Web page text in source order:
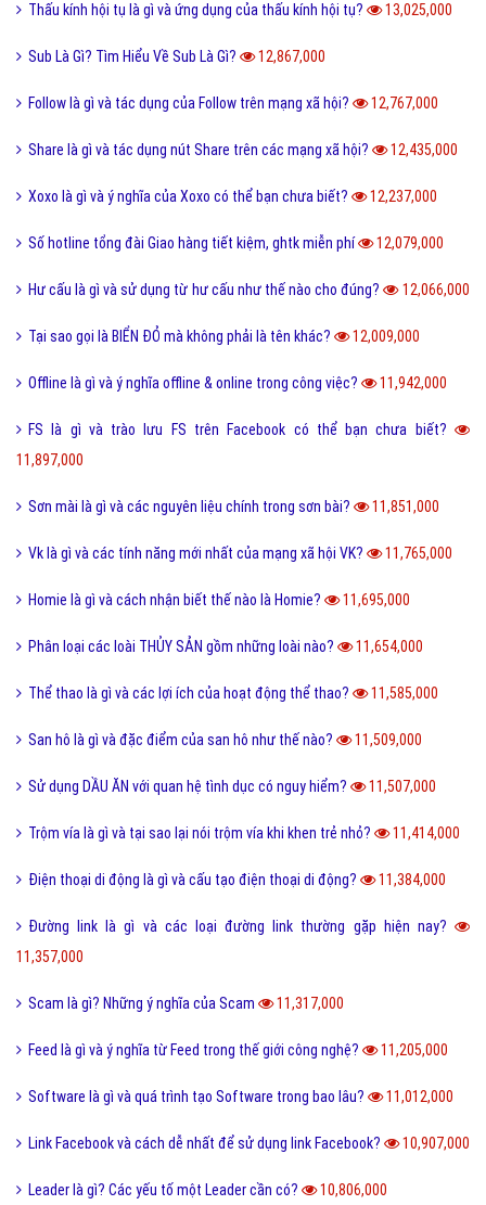
Thấu kính hội tụ là gì và ứng dụng của thấu kính hội tụ? 13,025,000
Sub Là Gì? Tìm Hiểu Về Sub Là Gì? 12,867,000
Follow là gì và tác dụng của Follow trên mạng xã hội? 12,767,000
Share là gì và tác dụng nút Share trên các mạng xã hội? 12,435,000
Xoxo là gì và ý nghĩa của Xoxo có thể bạn chưa biết? 12,237,000
Số hotline tổng đài Giao hàng tiết kiệm, ghtk miễn phí 12,079,000
Hư cấu là gì và sử dụng từ hư cấu như thế nào cho đúng? 12,066,000
Tại sao gọi là BIỂN ĐỎ mà không phải là tên khác? 12,009,000
Offline là gì và ý nghĩa offline & online trong công việc? 11,942,000
FS là gì và trào lưu FS trên Facebook có thể bạn chưa biết?
11,897,000
Sơn mài là gì và các nguyên liệu chính trong sơn bài? 11,851,000
Vk là gì và các tính năng mới nhất của mạng xã hội VK? 11,765,000
Homie là gì và cách nhận biết thế nào là Homie? 11,695,000
Phân loại các loài THỦY SẢN gồm những loài nào? 11,654,000
Thể thao là gì và các lợi ích của hoạt động thể thao? 11,585,000
San hô là gì và đặc điểm của san hô như thế nào? 11,509,000
Sử dụng DẦU ĂN với quan hệ tình dục có nguy hiểm? 11,507,000
Trộm vía là gì và tại sao lại nói trộm vía khi khen trẻ nhỏ? 11,414,000
Điện thoại di động là gì và cấu tạo điện thoại di động? 11,384,000
Đường link là gì và các loại đường link thường gặp hiện nay?
11,357,000
Scam là gì? Những ý nghĩa của Scam 11,317,000
Feed là gì và ý nghĩa từ Feed trong thế giới công nghệ? 11,205,000
Software là gì và quá trình tạo Software trong bao lâu? 11,012,000
Link Facebook và cách dễ nhất để sử dụng link Facebook? 10,907,000
Leader là gì? Các yếu tố một Leader cần có? 10,806,000